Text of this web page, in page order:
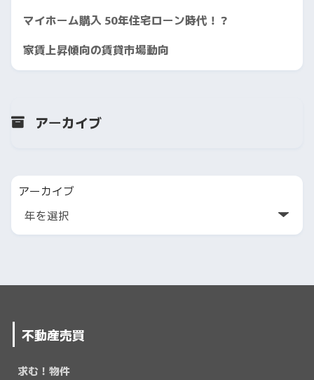
マイホーム購入 50年住宅ローン時代！？
家賃上昇傾向の賃貸市場動向
アーカイブ
アーカイブ
不動産売買
求む！物件